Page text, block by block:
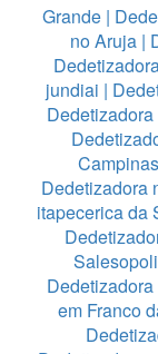
Grande|
no Aruja |
jundiai |
Campinas
Dedetizadora
itapecerica da
em Franco